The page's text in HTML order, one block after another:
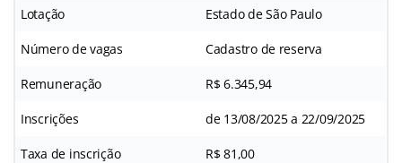
Lotação Estado de São Paulo
Número de vagas Cadastro de reserva
Remuneração R$ 6.345,94
Inscrições de 13/08/2025 a 22/09/2025
Taxa de inscrição R$ 81,00